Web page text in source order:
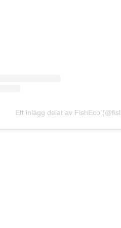
Ett inlägg delat av FishEco